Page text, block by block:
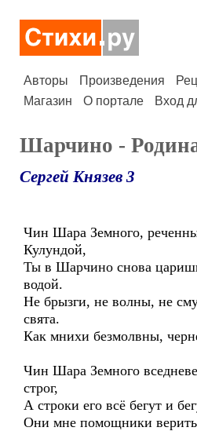
Авторы Произведения
Магазин
О портале Вход
Шарчино -
Сергей Князев 3
Чин Шара Земного,
Кулундой,
Ты в Шарчино снова
водой.
Не брызги, не волны, не
свята.
Как мнихи безмолвны,
Чин Шара Земного
строг,
А строки его всё бегут и
Они мне помощники